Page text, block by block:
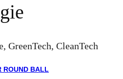
GreenTech, CleanTech